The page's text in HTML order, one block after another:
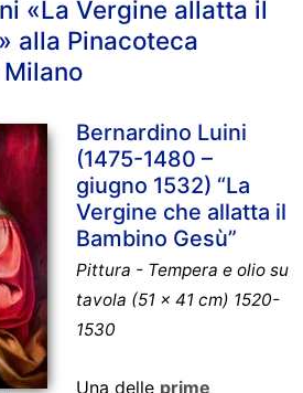
«La Vergine allatta il
alla Pinacoteca
Bernardino Luini
(1475-1480 –
giugno 1532) “La
Vergine che allatta il
Bambino Gesù”
Pittura - Tempera e olio su
tavola (51 x 41 cm) 1520-
1530
Una delle prime